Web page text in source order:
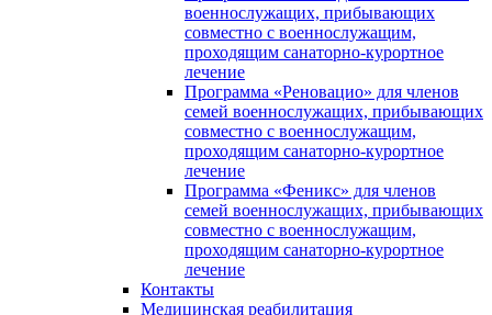
военнослужащих, прибывающих
совместно с военнослужащим,
проходящим санаторно-курортное
лечение
Программа «Реновацио» для членов
семей военнослужащих, прибывающих
совместно с военнослужащим,
проходящим санаторно-курортное
лечение
Программа «Феникс» для членов
семей военнослужащих, прибывающих
совместно с военнослужащим,
проходящим санаторно-курортное
лечение
Контакты
Медицинская реабилитация